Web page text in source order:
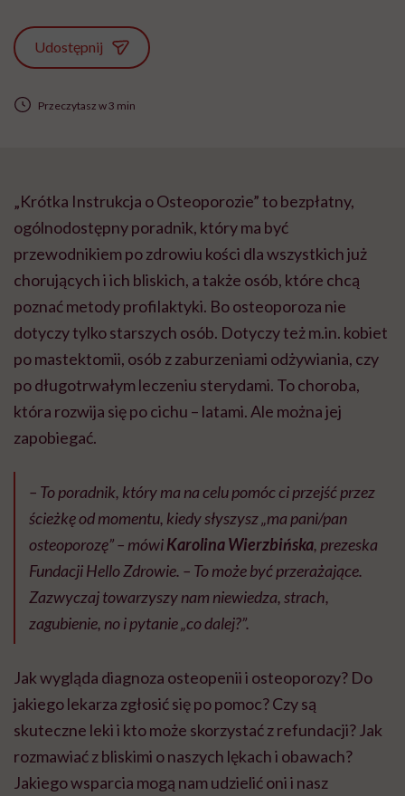
Udostępnij
Przeczytasz w 3 min
„Krótka Instrukcja o Osteoporozie” to bezpłatny,
ogólnodostępny poradnik, który ma być
przewodnikiem po zdrowiu kości dla wszystkich już
chorujących i ich bliskich, a także osób, które chcą
poznać metody profilaktyki. Bo osteoporoza nie
dotyczy tylko starszych osób. Dotyczy też m.in. kobiet
po mastektomii, osób z zaburzeniami odżywiania, czy
po długotrwałym leczeniu sterydami. To choroba,
która rozwija się po cichu – latami. Ale można jej
zapobiegać.
– To poradnik, który ma na celu pomóc ci przejść przez
ścieżkę od momentu, kiedy słyszysz „ma pani/pan
osteoporozę” – mówiKarolina Wierzbińska, prezeska
Fundacji Hello Zdrowie. – To może być przerażające.
Zazwyczaj towarzyszy nam niewiedza, strach,
zagubienie, no i pytanie „co dalej?”.
Jak wygląda diagnoza osteopenii i osteoporozy? Do
jakiego lekarza zgłosić się po pomoc? Czy są
skuteczne leki i kto może skorzystać z refundacji? Jak
rozmawiać z bliskimi o naszych lękach i obawach?
Jakiego wsparcia mogą nam udzielić oni i nasz